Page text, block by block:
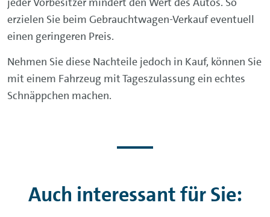
erzielen Sie beim Gebrauchtwagen-Verkauf eventuell
einen geringeren Preis.
Nehmen Sie diese Nachteile jedoch in Kauf, können Sie
mit einem Fahrzeug mit Tageszulassung ein echtes
Schnäppchen machen.
Auch interessant für Sie: